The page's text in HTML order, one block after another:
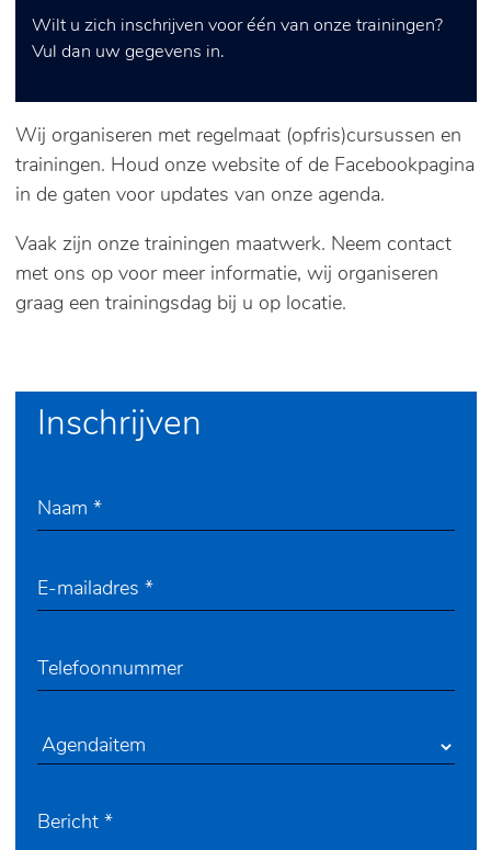
Wilt u zich inschrijven voor één van onze trainingen?
Vul dan uw gegevens in.
Wij organiseren met regelmaat (opfris)cursussen en
trainingen. Houd onze website of de Facebookpagina
in de gaten voor updates van onze agenda.
Vaak zijn onze trainingen maatwerk. Neem contact
met ons op voor meer informatie, wij organiseren
graag een trainingsdag bij u op locatie.
Inschrijven